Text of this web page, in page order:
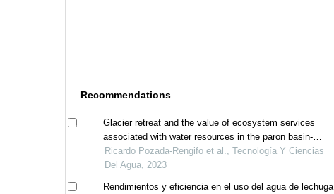
Recommendations
Glacier retreat and the value of ecosystem services
associated with water resources in the paron basin-
huascaran national park (cordillera blanca), 2009-2018
Ricardo Pozada-Rengifo et al., Tecnología Y Ciencias
Del Agua, 2023
Rendimientos y eficiencia en el uso del agua de lechuga